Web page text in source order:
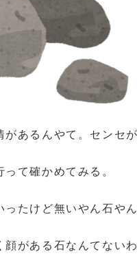
があるんやて。センセが
て確かめてみる。
たけど無いやん石やん
顔がある石なんてないわ